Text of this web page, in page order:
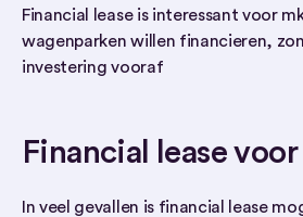
Financial lease is interessant voor
wagenparken willen financieren,
investering vooraf
Financial lease
In veel gevallen is financial lease